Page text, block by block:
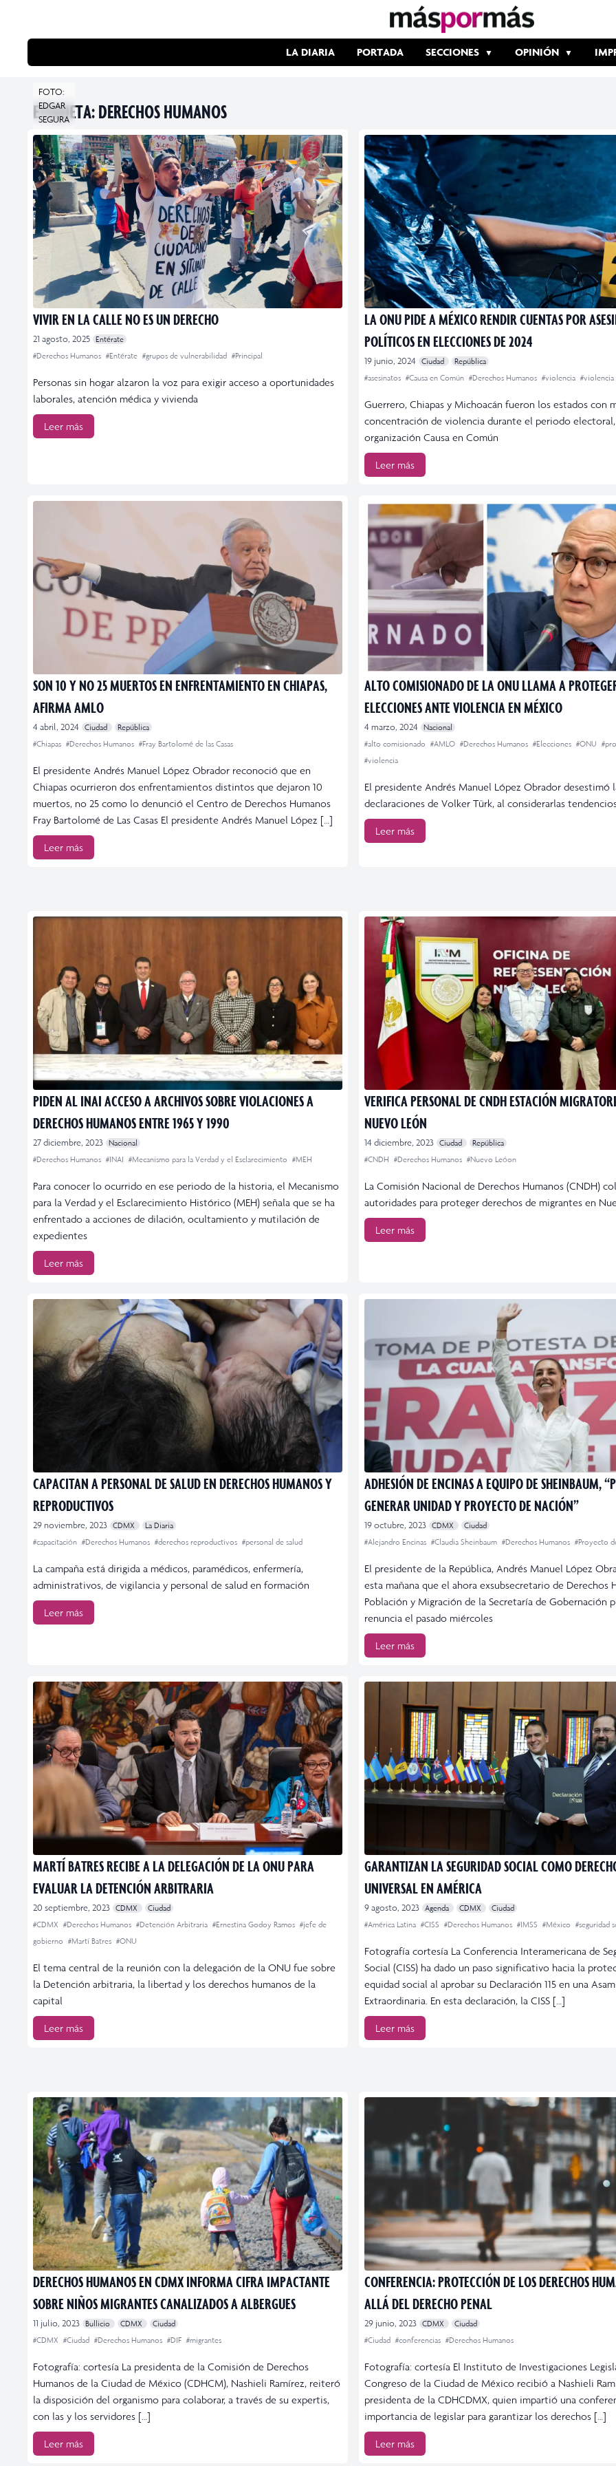
LA DIARIA PORTADA SECCIONES OPINIÓN
ETIQUETA:DERECHOS HUMANOS
FOTO:
EDGAR
SEGURA
VIVIR EN LA CALLE NO ES UN DERECHO
21 agosto, 2025 Entérate
#Derechos Humanos #Entérate #grupos de vulnerabilidad #Principal
Personas sin hogar alzaron la voz para exigir acceso a oportunidades
laborales, atención médica y vivienda
Leer más
LA ONU PIDE A MÉXICO RENDIR CUENTAS POR
POLÍTICOS EN ELECCIONES DE 2024
19 junio, 2024 Ciudad
República
#asesinatos #Causa en Común #Derechos Humanos #violencia
Guerrero, Chiapas y Michoacán fueron los estados con
concentración de violencia durante el periodo
organización Causa en Común
Leer más
SON 10 Y NO 25 MUERTOS EN ENFRENTAMIENTO EN CHIAPAS,
AFIRMA AMLO
4 abril, 2024 Ciudad
República
#Chiapas #Derechos Humanos #Fray Bartolomé de las Casas
El presidente Andrés Manuel López Obrador reconoció que en
Chiapas ocurrieron dos enfrentamientos distintos que dejaron 10
muertos, no 25 como lo denunció el Centro de Derechos Humanos
Fray Bartolomé de Las Casas El presidente Andrés Manuel López […]
Leer más
ALTO COMISIONADO DE LA ONU LLAMA A
ELECCIONES ANTE VIOLENCIA EN MÉXICO
4 marzo, 2024
Nacional
#alto comisionado #AMLO #Derechos Humanos #Elecciones #ONU
#violencia
El presidente Andrés Manuel López Obrador desestimó
declaraciones de Volker Türk, al considerarlas
Leer más
PIDEN AL INAI ACCESO A ARCHIVOS SOBRE VIOLACIONES A
DERECHOS HUMANOS ENTRE 1965 Y 1990
27 diciembre, 2023 Nacional
#Derechos Humanos #INAI #Mecanismo para la Verdad y el Esclarecimiento #MEH
Para conocer lo ocurrido en ese periodo de la historia, el Mecanismo
para la Verdad y el Esclarecimiento Histórico (MEH) señala que se ha
enfrentado a acciones de dilación, ocultamiento y mutilación de
expedientes
Leer más
VERIFICA PERSONAL DE CNDH ESTACIÓN
NUEVO LEÓN
14 diciembre, 2023 Ciudad
República
#CNDH #Derechos Humanos #Nuevo Leóon
La Comisión Nacional de Derechos Humanos (CNDH)
autoridades para proteger derechos de migrantes en
Leer más
CAPACITAN A PERSONAL DE SALUD EN DERECHOS HUMANOS Y
REPRODUCTIVOS
29 noviembre, 2023 CDMX
La Diaria
#capacitación #Derechos Humanos #derechos reproductivos #personal de salud
La campaña está dirigida a médicos, paramédicos, enfermería,
administrativos, de vigilancia y personal de salud en formación
Leer más
ADHESIÓN DE ENCINAS A EQUIPO DE SHEINBAUM,
GENERAR UNIDAD Y PROYECTO DE NACIÓN”
19 octubre, 2023 CDMX
Ciudad
#Alejandro Encinas #Claudia Sheinbaum #Derechos Humanos #Proyecto
El presidente de la República, Andrés Manuel López
esta mañana que el ahora exsubsecretario de Derechos
Población y Migración de la Secretaría de Gobernación
renuncia el pasado miércoles
Leer más
MARTÍ BATRES RECIBE A LA DELEGACIÓN DE LA ONU PARA
EVALUAR LA DETENCIÓN ARBITRARIA
20 septiembre, 2023 CDMX
Ciudad
#CDMX #Derechos Humanos #Detención Arbitraria #Ernestina Godoy Ramos #jefe de
gobierno #Martí Batres #ONU
El tema central de la reunión con la delegación de la ONU fue sobre
la Detención arbitraria, la libertad y los derechos humanos de la
capital
Leer más
GARANTIZAN LA SEGURIDAD SOCIAL COMO
UNIVERSAL EN AMÉRICA
9 agosto, 2023 Agenda CDMX
Ciudad
#América Latina #CISS #Derechos Humanos #IMSS #México #seguridad
Fotografía cortesía La Conferencia Interamericana de
Social (CISS) ha dado un paso significativo hacia la
equidad social al aprobar su Declaración 115 en una
Extraordinaria. En esta declaración, la CISS […]
Leer más
DERECHOS HUMANOS EN CDMX INFORMA CIFRA IMPACTANTE
SOBRE NIÑOS MIGRANTES CANALIZADOS A ALBERGUES
11 julio, 2023 Bullicio CDMX
Ciudad
#CDMX #Ciudad #Derechos Humanos #DIF #migrantes
Fotografía: cortesía La presidenta de la Comisión de Derechos
Humanos de la Ciudad de México (CDHCM), Nashieli Ramírez, reiteró
la disposición del organismo para colaborar, a través de su expertis,
con las y los servidores […]
Leer más
CONFERENCIA: PROTECCIÓN DE LOS DERECHOS
ALLÁ DEL DERECHO PENAL
29 junio, 2023 CDMX
Ciudad
#Ciudad #conferencias #Derechos Humanos
Fotografía: cortesía El Instituto de Investigaciones
Congreso de la Ciudad de México recibió a Nashieli
presidenta de la CDHCDMX, quien impartió una
importancia de legislar para garantizar los derechos […]
Leer más